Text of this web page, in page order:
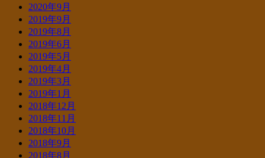
2020年9月
2019年9月
2019年8月
2019年6月
2019年5月
2019年4月
2019年3月
2019年1月
2018年12月
2018年11月
2018年10月
2018年9月
2018年8月